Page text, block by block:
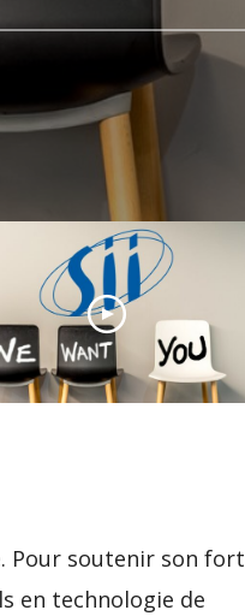
Pour soutenir son fort
en technologie de